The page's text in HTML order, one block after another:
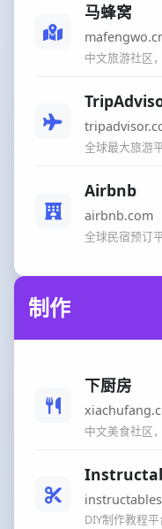
马蜂窝
中文旅游社区
全球最大旅游
Airbnb
airbnb.com
全球民宿预订
制作
下厨房
中文美食社区
DIY制作教程